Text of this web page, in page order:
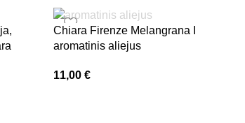
Chiara Firenze Melangrana I
aromatinis aliejus
11,00 €